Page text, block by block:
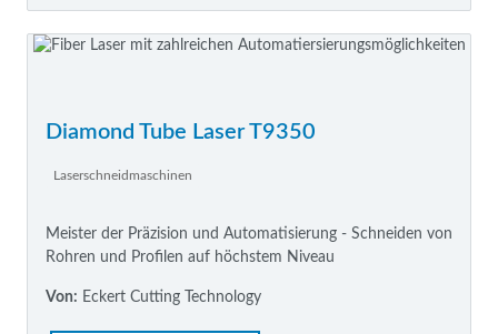
Diamond Tube Laser T9350
Laserschneidmaschinen
Meister der Präzision und Automatisierung - Schneiden von
Rohren und Profilen auf höchstem Niveau
Von: Eckert Cutting Technology